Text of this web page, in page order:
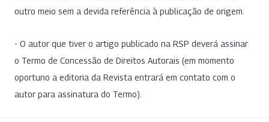
outro meio sem a devida referência à publicação de origem.
- O autor que tiver o artigo publicado na RSP deverá assinar
o Termo de Concessão de Direitos Autorais (em momento
oportuno a editoria da Revista entrará em contato com o
autor para assinatura do Termo).